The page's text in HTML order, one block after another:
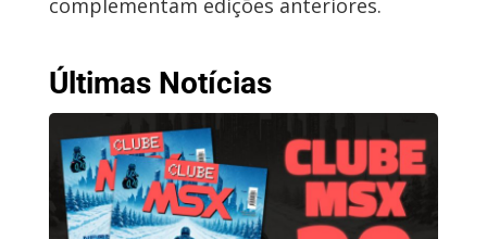
complementam edições anteriores.
Últimas Notícias